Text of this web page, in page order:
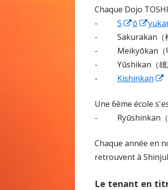
Chaque Dojo
- S
Ouvrir
dans
une
nouvelle
fenêtre
ō
dans
une
- Sakurakan（桜
- Meikyōkan（明
- Yūshikan（雄
- Kishinkan
Une 6ème école
- Ryūshinkan（
Chaque année en
retrouvent à
Le tenant en